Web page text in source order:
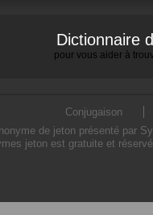
Dictionnaire
pour vous aider à
Conjugaison
de jeton présenté par
jeton est gratuite et